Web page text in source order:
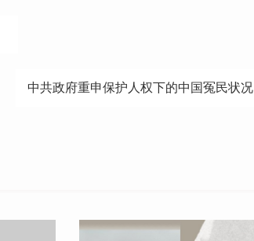
中共政府重申保护人权下的中国冤民状况